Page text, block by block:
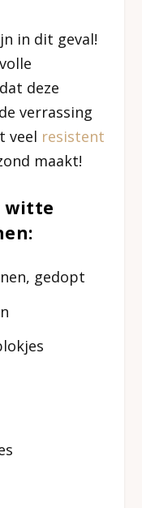
in dit geval!
deze
verrassing
veel resistent
maakt!
witte
gedopt